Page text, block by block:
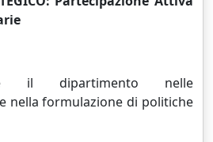
il dipartimento nelle
nella formulazione di politiche